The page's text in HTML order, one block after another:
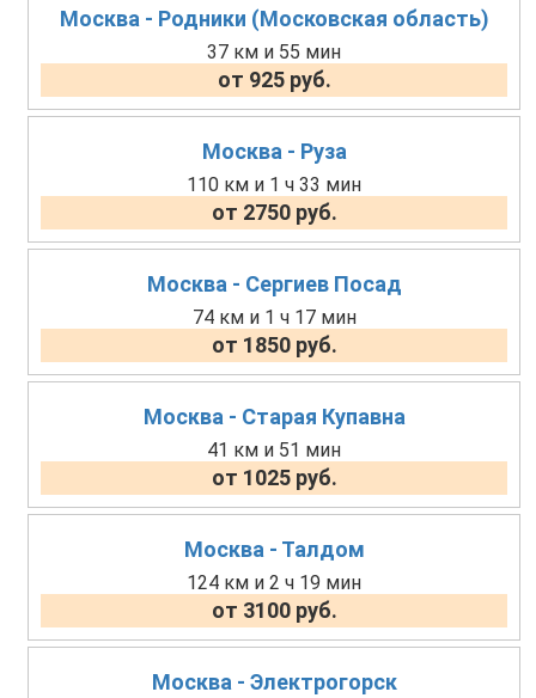
Москва - Родники (Московская область)
37 км и 55 мин
от 925 руб.
Москва - Руза
110 км и 1 ч 33 мин
от 2750 руб.
Москва - Сергиев Посад
74 км и 1 ч 17 мин
от 1850 руб.
Москва - Старая Купавна
41 км и 51 мин
от 1025 руб.
Москва - Талдом
124 км и 2 ч 19 мин
от 3100 руб.
Москва - Электрогорск